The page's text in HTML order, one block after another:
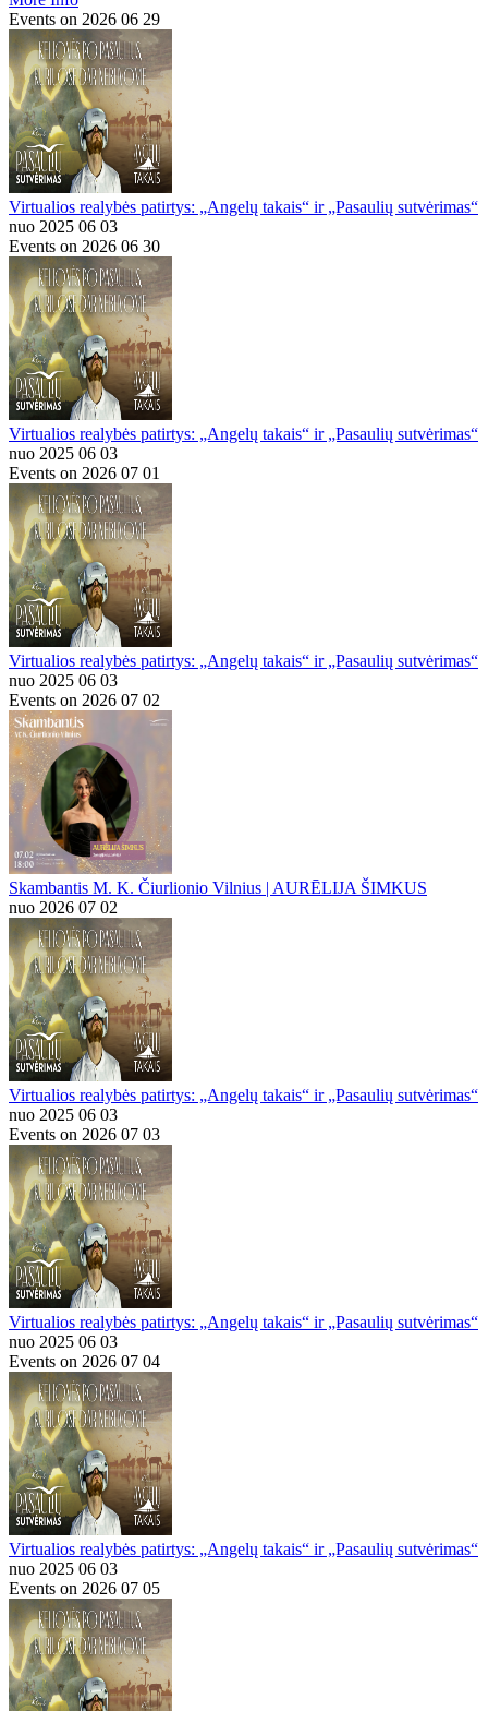
Events on 2026 06 29
Virtualios realybės patirtys: „Angelų takais“ ir „Pasaulių sutvėrimas“
nuo 2025 06 03
Events on 2026 06 30
Virtualios realybės patirtys: „Angelų takais“ ir „Pasaulių sutvėrimas“
nuo 2025 06 03
Events on 2026 07 01
Virtualios realybės patirtys: „Angelų takais“ ir „Pasaulių sutvėrimas“
nuo 2025 06 03
Events on 2026 07 02
Skambantis M. K. Čiurlionio Vilnius | AURĒLIJA ŠIMKUS
nuo 2026 07 02
Virtualios realybės patirtys: „Angelų takais“ ir „Pasaulių sutvėrimas“
nuo 2025 06 03
Events on 2026 07 03
Virtualios realybės patirtys: „Angelų takais“ ir „Pasaulių sutvėrimas“
nuo 2025 06 03
Events on 2026 07 04
Virtualios realybės patirtys: „Angelų takais“ ir „Pasaulių sutvėrimas“
nuo 2025 06 03
Events on 2026 07 05